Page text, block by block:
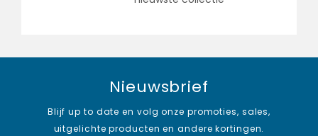
Nieuwsbrief
Blijf up to date en volg onze promoties, sales,
uitgelichte producten en andere kortingen.